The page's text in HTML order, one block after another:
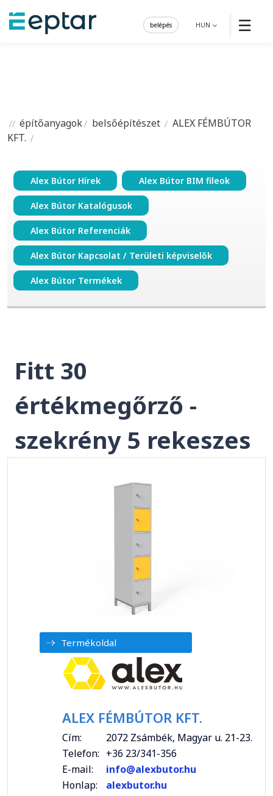
☰
HUN
belépés
építőanyagok belsőépítészet
ALEX FÉMBÚTOR
KFT.
Alex Bútor Hírek Alex Bútor BIM fileok
Alex Bútor Katalógusok
Alex Bútor Referenciák
Alex Bútor Kapcsolat / Területi képviselők
Alex Bútor Termékek
Fitt 30
értékmegőrző -
szekrény 5 rekeszes
Termékoldal
ALEX FÉMBÚTOR KFT.
Cím:
2072 Zsámbék, Magyar u. 21-23.
Telefon: +36 23/341-356
E-mail:
info@alexbutor.hu
Honlap:
alexbutor.hu